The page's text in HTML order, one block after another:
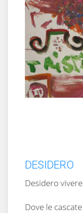
DESIDERO
Desidero
Dove le